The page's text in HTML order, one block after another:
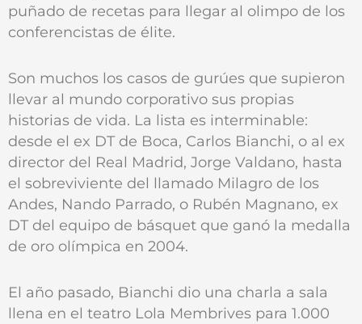
puñado de recetas para llegar al olimpo de los
conferencistas de élite.
Son muchos los casos de gurúes que supieron
llevar al mundo corporativo sus propias
historias de vida. La lista es interminable:
desde el ex DT de Boca, Carlos Bianchi, o al ex
director del Real Madrid, Jorge Valdano, hasta
el sobreviviente del llamado Milagro de los
Andes, Nando Parrado, o Rubén Magnano, ex
DT del equipo de básquet que ganó la medalla
de oro olímpica en 2004.
El año pasado, Bianchi dio una charla a sala
llena en el teatro Lola Membrives para 1.000